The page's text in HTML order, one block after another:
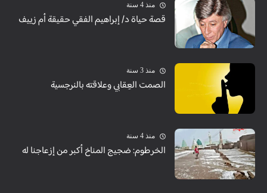
منذ 4 سنة
قصة حياة د/ إبراهيم الفقي حقيقة أم زييف
منذ 3 سنة
الصمت العِقابي وعلاقته بالنرجسية
منذ 4 سنة
الخرطوم: ضجيج المناخ أكبر من إزعاجنا له